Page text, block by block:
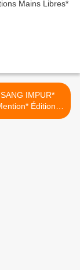
IMPUR*
Éditions
via Interforum